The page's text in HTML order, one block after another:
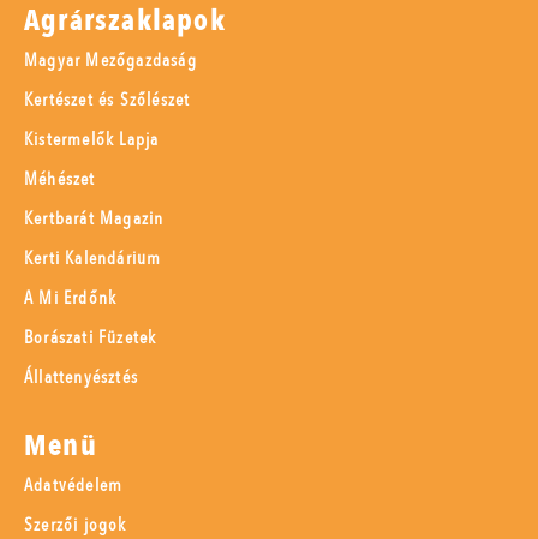
Agrárszaklapok
Magyar Mezőgazdaság
Kertészet és Szőlészet
Kistermelők Lapja
Méhészet
Kertbarát Magazin
Kerti Kalendárium
A Mi Erdőnk
Borászati Füzetek
Állattenyésztés
Menü
Adatvédelem
Szerzői jogok